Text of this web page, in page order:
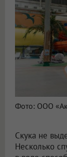
Фото: ООО
Скука не
Несколько